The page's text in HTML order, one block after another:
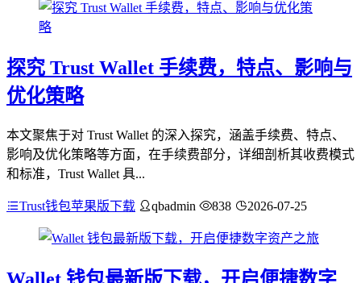
探究 Trust Wallet 手续费，特点、影响与
优化策略
本文聚焦于对 Trust Wallet 的深入探究，涵盖手续费、特点、
影响及优化策略等方面，在手续费部分，详细剖析其收费模式
和标准，Trust Wallet 具...
Trust钱包苹果版下载 qbadmin 838 2026-07-25
Wallet 钱包最新版下载，开启便捷数字